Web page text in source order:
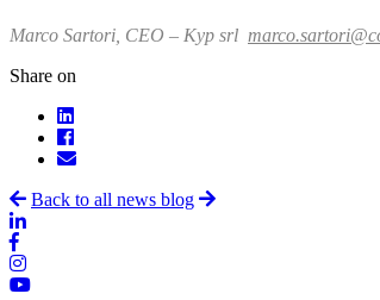
Marco Sartori, CEO – Kyp srl
Share on
Back to all news blog